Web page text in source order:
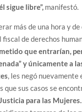
sigue libre”, manifestó.
más de una hora y
de derechos
que entrarían,
y únicamente a
, les negó nuevamente
que sus casos se
para las Mujeres.